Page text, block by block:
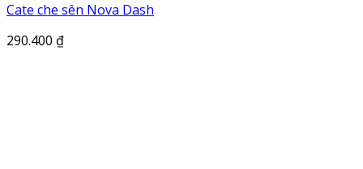
Cate che sên Nova Dash
290.400 ₫